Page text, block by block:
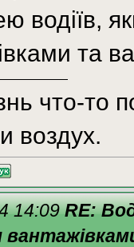
водіїв,
та
что-то
воздух.
14:09RE: